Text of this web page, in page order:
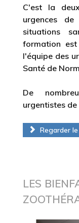
C'est la
urgences
situations
formation
l'équipe des
Santé de
De
urgentistes de
Regarder le
LES